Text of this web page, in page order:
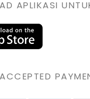
APLIKASI
ACCEPTED